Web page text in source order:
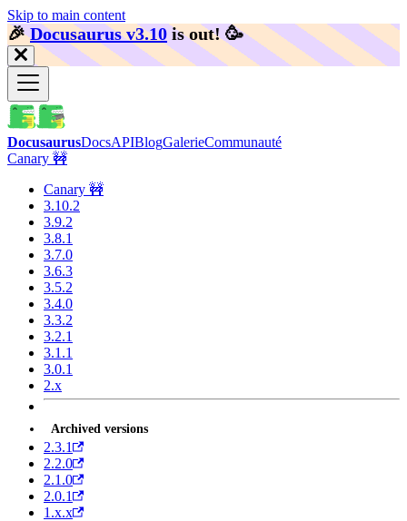
Skip to main content
🎉️Docusaurus v3.10 is out! 🥳️
DocusaurusDocsAPIBlogGalerieCommunauté
Canary 🚧
Canary 🚧
3.10.2
3.9.2
3.8.1
3.7.0
3.6.3
3.5.2
3.4.0
3.3.2
3.2.1
3.1.1
3.0.1
2.x
Archived versions
2.3.1
2.2.0
2.1.0
2.0.1
1.x.x